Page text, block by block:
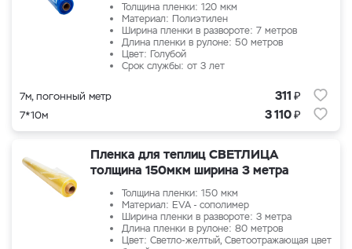
Толщина пленки: 120 мкм
Материал: Полиэтилен
Ширина пленки в развороте: 7 метров
Длина пленки в рулоне: 50 метров
Цвет: Голубой
Срок службы: от 3 лет
7м, погонный метр 311₽
7*10м 3 110₽
Пленка для теплиц СВЕТЛИЦА
толщина 150мкм ширина 3 метра
Толщина пленки: 150 мкм
Материал: EVA - сополимер
Ширина пленки в развороте: 3 метра
Длина пленки в рулоне: 80 метров
Цвет: Светло-желтый, Светоотражающая цвет